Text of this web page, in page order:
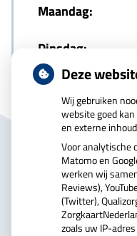
Maandag:
Dinsdag:
Woensdag:
Donderdag:
Vrijdag:
Deze
Wij gebruiken
website goed
en externe
Voor analytische
Matomo en
werken wij
Reviews),
(Twitter),
zoals uw IP-